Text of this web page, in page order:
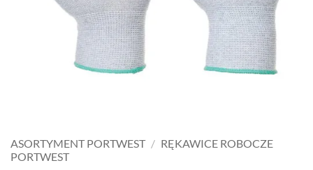
ASORTYMENT PORTWEST / RĘKAWICE ROBOCZE
PORTWEST